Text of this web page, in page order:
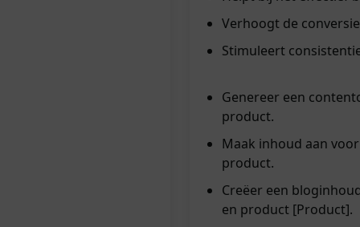
Verhoogt de
Stimuleert
Genereer een
product.
Maak inhoud aan
product.
Creëer een
en product [Product].